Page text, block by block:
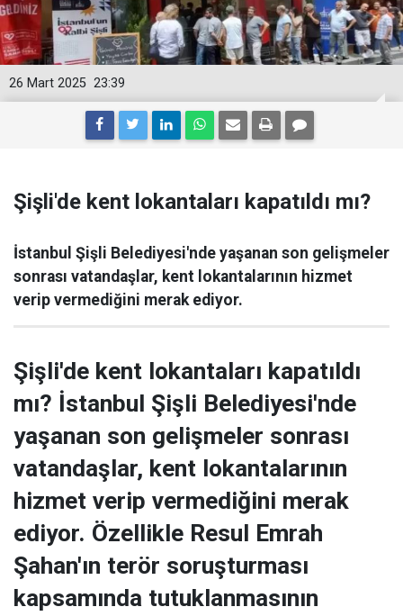
23:39
26 Mart 2025
Şişli'de kent lokantaları kapatıldı mı?
İstanbul Şişli Belediyesi'nde yaşanan son gelişmeler
sonrası vatandaşlar, kent lokantalarının hizmet
verip vermediğini merak ediyor.
Şişli'de kent lokantaları kapatıldı
mı? İstanbul Şişli Belediyesi'nde
yaşanan son gelişmeler sonrası
vatandaşlar, kent lokantalarının
hizmet verip vermediğini merak
ediyor. Özellikle Resul Emrah
Şahan'ın terör soruşturması
kapsamında tutuklanmasının